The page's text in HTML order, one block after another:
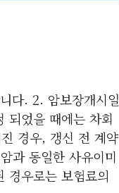
다. 2. 암보장개시일
되었을 때에는 차회
경우, 갱신 전 계약
과 동일한 사유이미
경우로는 보험료의